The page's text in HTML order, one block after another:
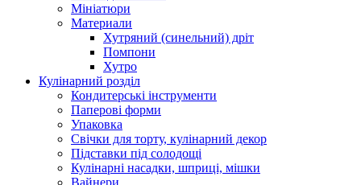
Мініатюри
Материали
Хутряний (синельний) дріт
Помпони
Хутро
Кулінарний розділ
Кондитерські інструменти
Паперові форми
Упаковка
Свічки для торту, кулінарний декор
Підставки під солодощі
Кулінарні насадки, шприці, мішки
Вайнери